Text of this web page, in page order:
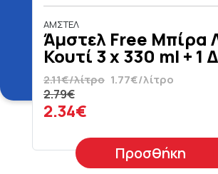
ΑΜΣΤΕΛ
Άμστελ Free Μπίρα
Κουτί 3 x 330 ml + 1
2.11€/λίτρο 1.77€/λίτρο
2.79€
2.34€
Προσθήκη